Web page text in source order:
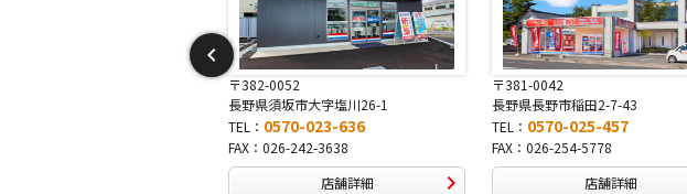
〒381-0042
長野県長野市稲田2-7-43
TEL： 0570-025-457
FAX：026-254-5778
店舗詳細
〒381-0034
長野県長野市高田1307-1
TEL： 0570-067-677
FAX：026-267-6778
店舗詳細